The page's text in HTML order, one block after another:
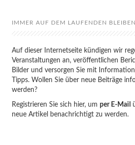
IMMER AUF DEM LAUFENDEN
Auf dieser Internetseite kündigen wir
Veranstaltungen an, veröffentlichen
Bilder und versorgen Sie mit
Tipps. Wollen Sie über neue Beiträge
werden?
Registrieren Sie sich hier, umper E-Mail
neue Artikel benachrichtigt zu werden.